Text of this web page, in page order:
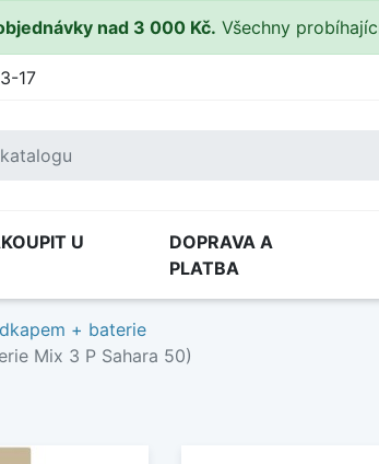
nad 3 000 Kč. Všechny
17
U
DOPRAVA A
PLATBA
+ baterie
Mix 3 P Sahara 50)